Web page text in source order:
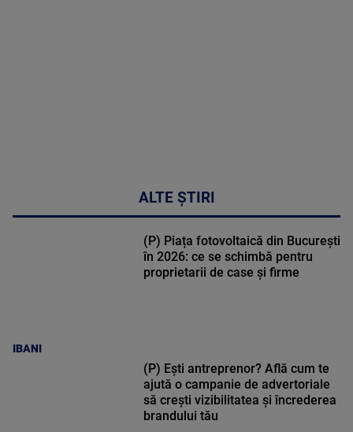
ALTE ȘTIRI
IBANI
(P) Piața fotovoltaică din București
în 2026: ce se schimbă pentru
proprietarii de case și firme
(P) Ești antreprenor? Află cum te
ajută o campanie de advertoriale
să crești vizibilitatea și încrederea
brandului tău